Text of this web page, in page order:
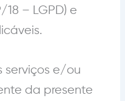
18 – LGPD) e
serviços e/ou
da presente